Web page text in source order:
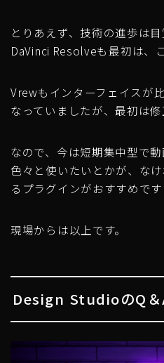
とりあえず、技術の進歩は
DaVinci Resolveも最初は、
Vrewもインターフェイスが
なっていましたが、最初は修
なので、今は短期集中型で
色々と使いたいとかが、な
るプラグインがおすすめです
現場からは以上です。
Design StudioのQ＆